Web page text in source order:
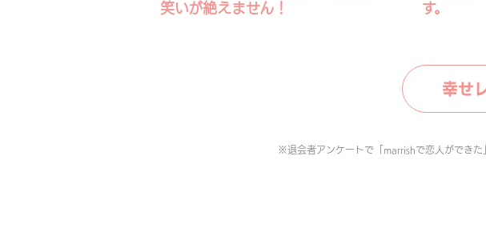
笑いが絶えません！
す。
幸せ
※退会者アンケートで「marrishで恋人ができ